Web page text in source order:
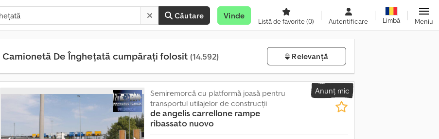
Căutare Vinde
Listă de favorite(0) Autentificare Limbă Meniu
Camionetă De Înghețată cumpărați folosit (14.592) Relevanță
Anunț mic
Semiremorcă cu platformă joasă pentru
transportul utilajelor de construcţii
de angeliscarrellone rampe
ribassato nuovo
P
e
s
t